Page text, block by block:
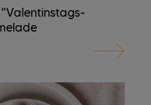
"Valentinstags-